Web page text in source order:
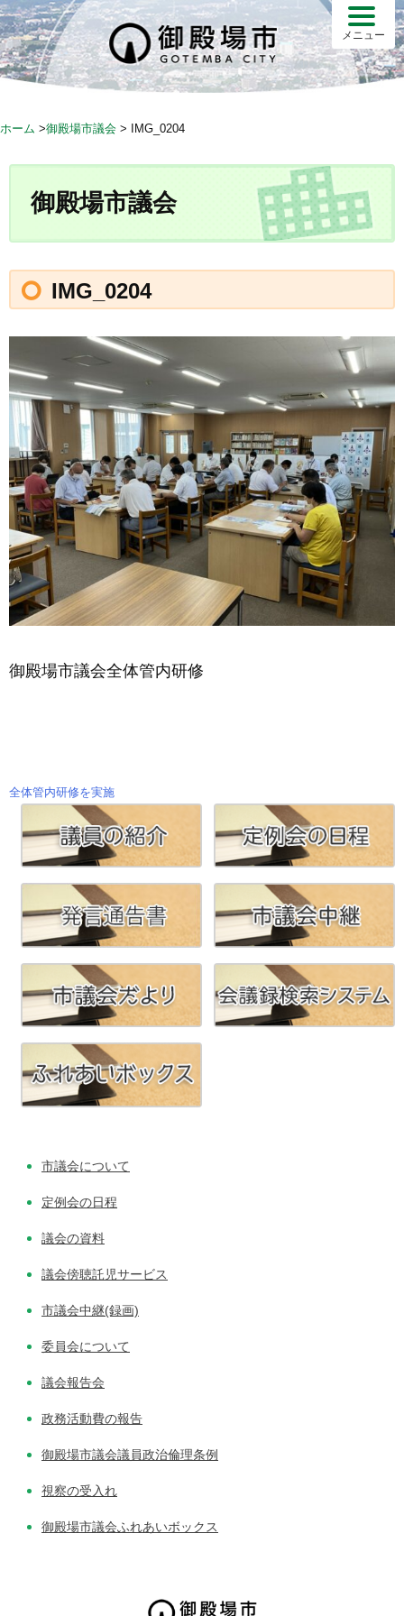
メニュー
ホーム >御殿場市議会 > IMG_0204
御殿場市議会
IMG_0204
御殿場市議会全体管内研修
投
稿
ナ
ビ
ゲ
シ
ン
全体管内研修を実施
市議会について
定例会の日程
議会の資料
議会傍聴託児サービス
市議会中継(録画)
委員会について
議会報告会
政務活動費の報告
御殿場市議会議員政治倫理条例
視察の受入れ
御殿場市議会ふれあいボックス